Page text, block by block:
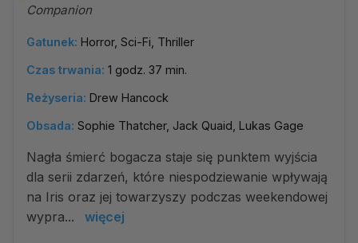
Companion
Gatunek: Horror, Sci-Fi, Thriller
Czas trwania: 1 godz. 37 min.
Reżyseria: Drew Hancock
Obsada: Sophie Thatcher, Jack Quaid, Lukas Gage
Nagła śmierć bogacza staje się punktem wyjścia
dla serii zdarzeń, które niespodziewanie wpływają
na Iris oraz jej towarzyszy podczas weekendowej
wypra...
więcej